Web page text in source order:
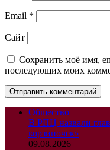
Email *
Сайт
Сохранить моё имя,
последующих моих
Общество
В РПЦ назвали
корзиночек»
09.08.2026